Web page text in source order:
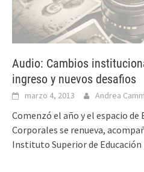
Audio: Cambios
ingreso y nuevos desafios
marzo 4, 2013 Andrea
Comenzó el año y el espacio de
Corporales se renueva,
Instituto Superior de